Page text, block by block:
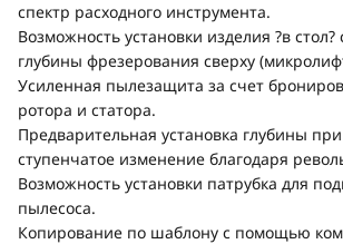
спектр расходного инструмента.
Возможность установки изделия ?в стол?
глубины фрезерования сверху
Усиленная пылезащита за счет
ротора и статора.
Предварительная установка глубины
ступенчатое изменение благодаря
Возможность установки патрубка для
пылесоса.
Копирование по шаблону с помощью